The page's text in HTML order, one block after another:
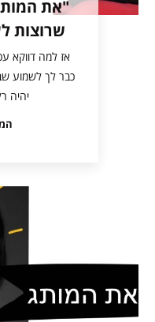
"את
שרוצות
אז למה דווקא
כבר לך לשמוע
יהיה